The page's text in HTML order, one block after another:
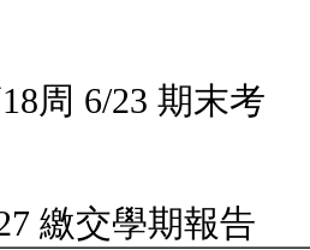
周 6/23 期末考
繳交學期報告